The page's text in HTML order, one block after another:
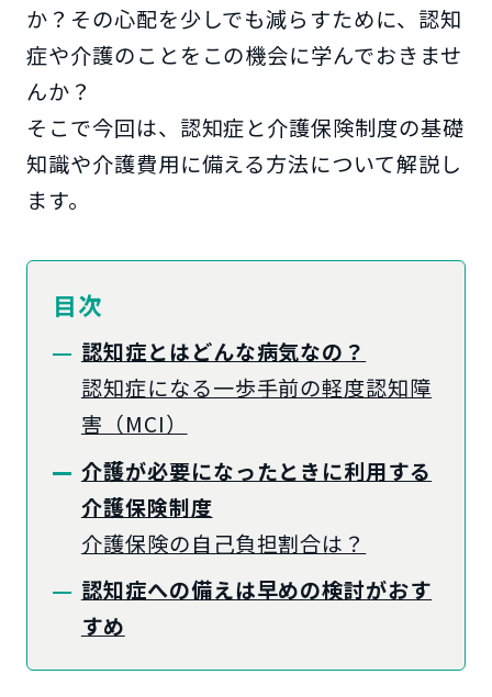
か？その心配を少しでも減らすために、認知
症や介護のことをこの機会に学んでおきませ
んか？
そこで今回は、認知症と介護保険制度の基礎
知識や介護費用に備える方法について解説し
ます。
目次
認知症とはどんな病気なの？
認知症になる一歩手前の軽度認知障
害（MCI）
介護が必要になったときに利用する
介護保険制度
介護保険の自己負担割合は？
認知症への備えは早めの検討がおす
すめ